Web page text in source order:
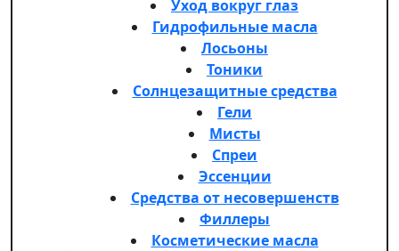
Уход вокруг глаз
Гидрофильные масла
Лосьоны
Тоники
Солнцезащитные средства
Гели
Мисты
Спреи
Эссенции
Средства от несовершенств
Филлеры
Косметические масла